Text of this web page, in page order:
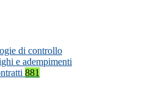
di controllo
e adempimenti
881